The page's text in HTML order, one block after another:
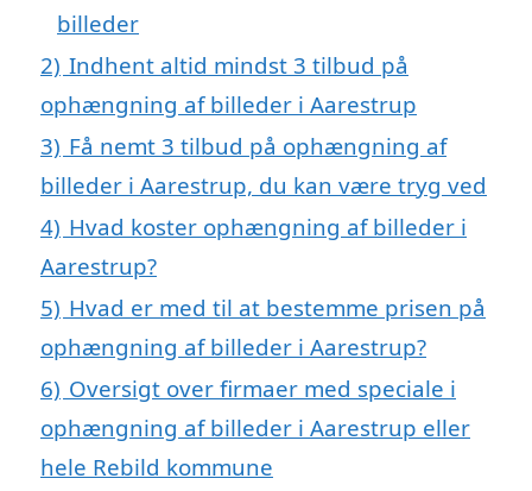
billeder
2) Indhent altid mindst 3 tilbud på
ophængning af billeder i Aarestrup
3) Få nemt 3 tilbud på ophængning af
billeder i Aarestrup, du kan være tryg ved
4) Hvad koster ophængning af billeder i
Aarestrup?
5) Hvad er med til at bestemme prisen på
ophængning af billeder i Aarestrup?
6) Oversigt over firmaer med speciale i
ophængning af billeder i Aarestrup eller
hele Rebild kommune